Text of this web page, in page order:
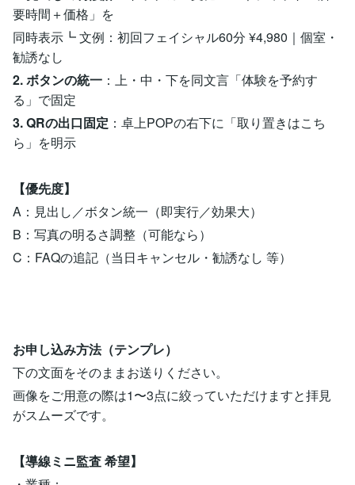
要時間＋価格」を
同時表示┗ 文例：初回フェイシャル60分 ¥4,980｜個室・
勧誘なし
2. ボタンの統一 ：上・中・下を同文言「体験を予約す
る」で固定
3. QRの出口固定 ：卓上POPの右下に「取り置きはこち
ら」を明示
【優先度】
A：見出し／ボタン統一（即実行／効果大）
B：写真の明るさ調整（可能なら）
C：FAQの追記（当日キャンセル・勧誘なし 等）
お申し込み方法（テンプレ）
下の文面をそのままお送りください。
画像をご用意の際は1〜3点に絞っていただけますと拝見
がスムーズです。
【導線ミニ監査 希望】